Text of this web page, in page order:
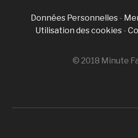
Données Personnelles -
Utilisation des cookies -
© 2018 Minute